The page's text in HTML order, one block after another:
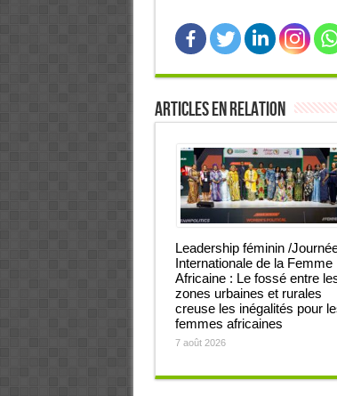
Articles en relation
Leadership féminin /
Internationale de la Femme
Africaine : Le fossé entre
zones urbaines et rurales
creuse les inégalités pour
femmes africaines
7 août 2026